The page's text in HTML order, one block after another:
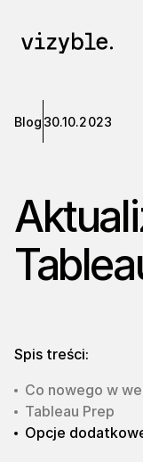
Blog 30.10.2023
Spis treści:
Co nowego w
Tableau Prep
Opcje